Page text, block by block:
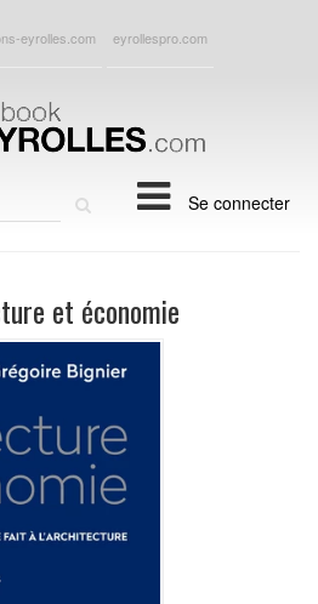
eyrolles.com eyrollespro.com
Se connecter
et économie